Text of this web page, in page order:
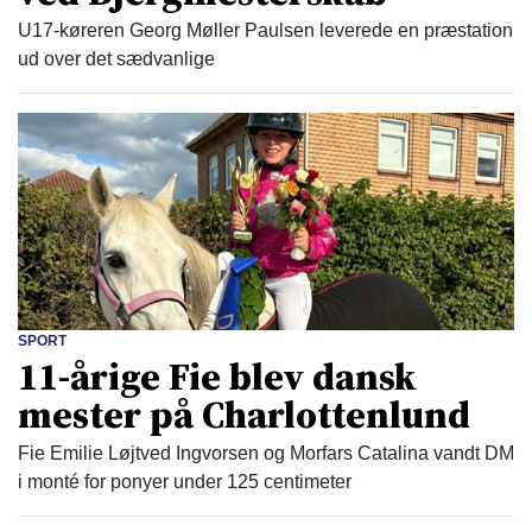
U17-køreren Georg Møller Paulsen leverede en præstation
ud over det sædvanlige
SPORT
11-årige Fie blev dansk
mester på Charlottenlund
Fie Emilie Løjtved Ingvorsen og Morfars Catalina vandt DM
i monté for ponyer under 125 centimeter